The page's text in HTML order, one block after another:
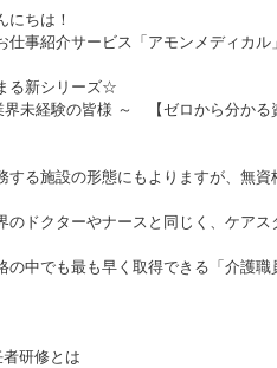
にちは！
仕事紹介サービス「アモンメディカル
る新シリーズ☆
界未経験の皆様 ～ 【ゼロから分かる
する施設の形態にもよりますが、無
のドクターやナースと同じく、ケアス
の中でも最も早く取得できる「介護
研修とは